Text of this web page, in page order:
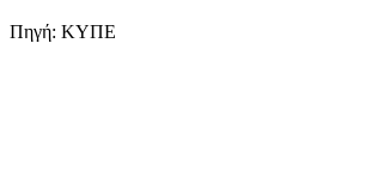
Πηγή: ΚΥΠΕ